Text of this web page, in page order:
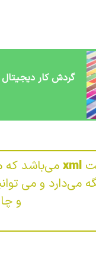
گردش کار
xml می‌باشد که
می‌دارد و می
و